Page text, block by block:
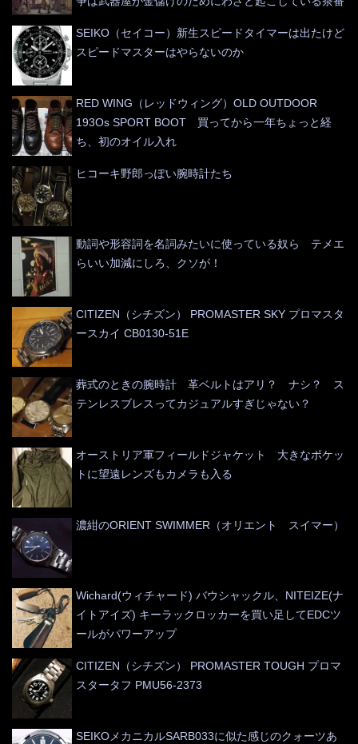
SEIKO（セイコー）新生スピードタイマーは出たけど
スピードマスターはやらないのか
RED WING（レッドウィング）OLD OUTDOOR
193Os SPORT BOOT 買ってから一年ちょっと経
ち、初のオイル入れ
ヒコーキ野郎っぽい腕時計たち
動詞や形容詞を名詞みたいに使っている奴ら テメエ
らいい加減にしろ、クソが！
CITIZEN（シチズン） PROMASTER SKY プロマスタ
ースカイ CB0130-51E
葬式のときの腕時計 革ベルトはアリ？ ナシ？ ス
テンレスブレスってカジュアルすぎじゃない？
オーストリア軍フィールドジャケット 大きなポケッ
トに望遠レンズもカメラも入る
濃紺のORIENT SWIMMER（オリエント スイマー）
Wichard(ウィチャード) バウシャックル、NITEIZE(ナ
イトアイズ) キーラックロッカーを買い足してEDCツ
ールがパワーアップ
CITIZEN（シチズン） PROMASTER TOUGH プロマ
スタータフ PMU56-2373
SEIKOメカニカルSARB033に似た感じのクォーツあ